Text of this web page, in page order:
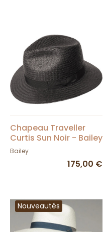
Chapeau Traveller
Curtis Sun Noir - Bailey
Bailey
175,00 €
Nouveautés